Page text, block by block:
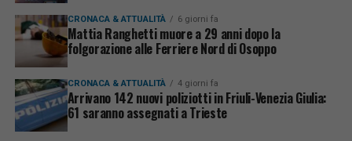
CRONACA & ATTUALITÀ 6 giorni fa
Mattia Ranghetti muore a 29 anni dopo la
folgorazione alle Ferriere Nord di Osoppo
CRONACA & ATTUALITÀ 4 giorni fa
Arrivano 142 nuovi poliziotti in Friuli-Venezia Giulia:
61 saranno assegnati a Trieste